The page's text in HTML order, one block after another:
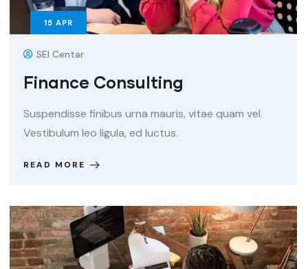
15 APR
SEI Centar
Finance Consulting
Suspendisse finibus urna mauris, vitae quam vel.
Vestibulum leo ligula, ed luctus.
READ MORE